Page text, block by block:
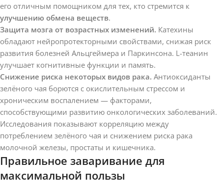
его отличным помощником для тех, кто стремится к
улучшению обмена веществ.
Защита мозга от возрастных изменений. Катехины
обладают нейропротекторными свойствами, снижая риск
развития болезней Альцгеймера и Паркинсона. L-теанин
улучшает когнитивные функции и память.
Снижение риска некоторых видов рака. Антиоксиданты
зелёного чая борются с окислительным стрессом и
хроническим воспалением — факторами,
способствующими развитию онкологических заболеваний.
Исследования показывают корреляцию между
потреблением зелёного чая и снижением риска рака
молочной железы, простаты и кишечника.
Правильное заваривание для
максимальной пользы